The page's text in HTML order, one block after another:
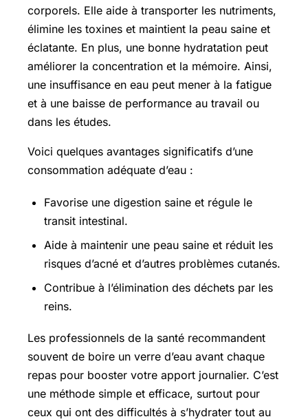
corporels. Elle aide à transporter les nutriments,
élimine les toxines et maintient la peau saine et
éclatante. En plus, une bonne hydratation peut
améliorer la concentration et la mémoire. Ainsi,
une insuffisance en eau peut mener à la fatigue
et à une baisse de performance au travail ou
dans les études.
Voici quelques avantages significatifs d’une
consommation adéquate d’eau :
Favorise une digestion saine et régule le
transit intestinal.
Aide à maintenir une peau saine et réduit les
risques d’acné et d’autres problèmes cutanés.
Contribue à l’élimination des déchets par les
reins.
Les professionnels de la santé recommandent
souvent de boire un verre d’eau avant chaque
repas pour booster votre apport journalier. C’est
une méthode simple et efficace, surtout pour
ceux qui ont des difficultés à s’hydrater tout au